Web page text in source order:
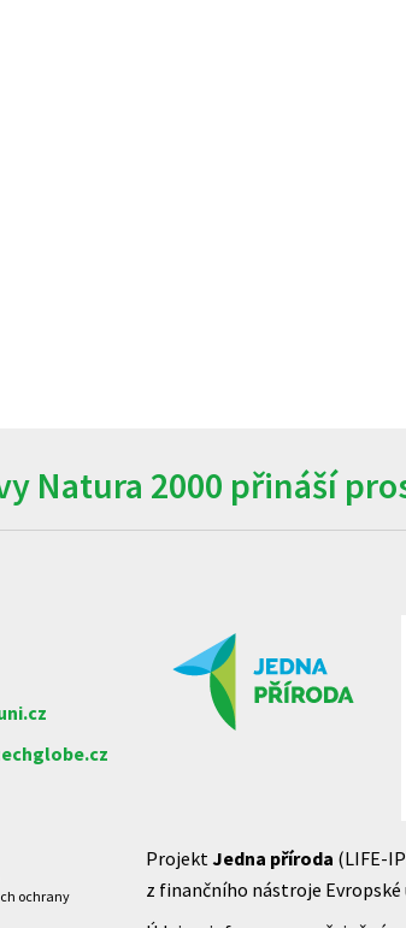
Natura 2000 přináší
ochrany
ProjektJedna příroda (LIFE-
z finančního nástroje Evropské